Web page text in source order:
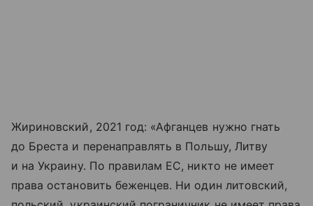
Жириновский, 2021 год: «Афганцев нужно гнать
до Бреста и перенаправлять в Польшу, Литву
и на Украину. По правилам ЕС, никто не имеет
права остановить беженцев. Ни один литовский,